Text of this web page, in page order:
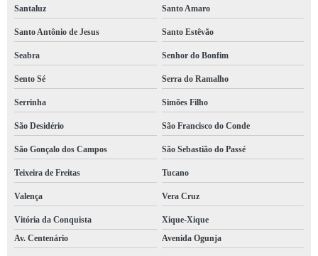
Santaluz Santo Amaro
Santo Antônio de Jesus Santo Estêvão
Seabra Senhor do Bonfim
Sento Sé Serra do Ramalho
Serrinha Simões Filho
São Desidério São Francisco do Conde
São Gonçalo dos Campos São Sebastião do Passé
Teixeira de Freitas Tucano
Valença Vera Cruz
Vitória da Conquista
Xique-Xique
Av. Centenário
Avenida Ogunja